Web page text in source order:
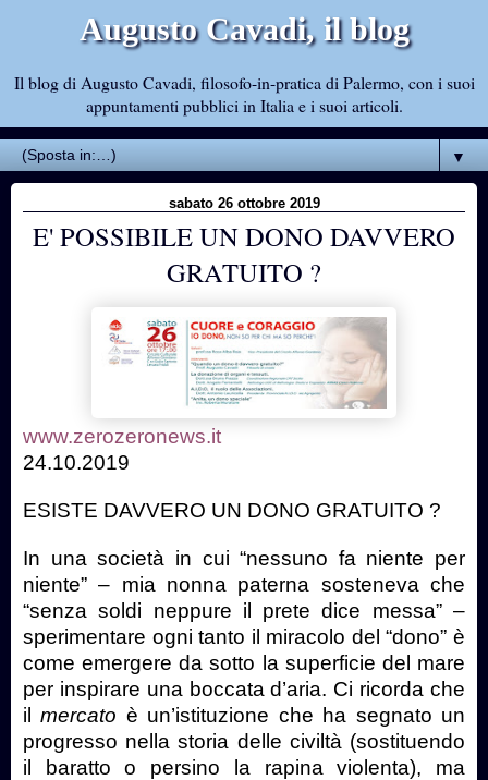
Augusto Cavadi, il blog
Il blog di Augusto Cavadi, filosofo-in-pratica di Palermo, con i suoi
appuntamenti pubblici in Italia e i suoi articoli.
▼
sabato 26 ottobre 2019
E' POSSIBILE UN DONO DAVVERO
GRATUITO ?
www.zerozeronews.it
24.10.2019
ESISTE DAVVERO UN DONO GRATUITO ?
In una società in cui “nessuno fa niente per
niente” – mia nonna paterna sosteneva che
“senza soldi neppure il prete dice messa” –
sperimentare ogni tanto il miracolo del “dono” è
come emergere da sotto la superficie del mare
per inspirare una boccata d’aria. Ci ricorda che
ilmercato è un’istituzione che ha segnato un
progresso nella storia delle civiltà (sostituendo
il baratto o persino la rapina violenta), ma